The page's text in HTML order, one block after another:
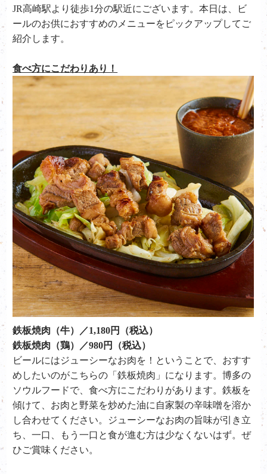
JR高崎駅より徒歩1分の駅近にございます。本日は、ビ
ールのお供におすすめのメニューをピックアップしてご
紹介します。
食べ方にこだわりあり！
鉄板焼肉（牛）／1,180円（税込）
鉄板焼肉（鶏）／980円（税込）
ビールにはジューシーなお肉を！ということで、おすす
めしたいのがこちらの「鉄板焼肉」になります。博多の
ソウルフードで、食べ方にこだわりがあります。鉄板を
傾けて、お肉と野菜を炒めた油に自家製の辛味噌を溶か
し合わせてください。ジューシーなお肉の旨味が引き立
ち、一口、もう一口と食が進む方は少なくないはず。ぜ
ひご賞味ください。